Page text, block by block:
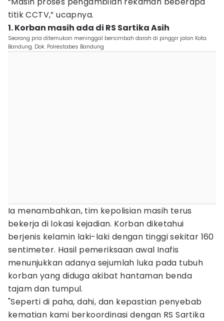
titik CCTV,” ucapnya.
1. Korban masih ada di RS Sartika Asih
Seorang pria ditemukan meninggal bersimbah darah di pinggir jalan Kota
Bandung. Dok. Polrestabes Bandung
Ia menambahkan, tim kepolisian masih terus
bekerja di lokasi kejadian. Korban diketahui
berjenis kelamin laki-laki dengan tinggi sekitar 160
sentimeter. Hasil pemeriksaan awal Inafis
menunjukkan adanya sejumlah luka pada tubuh
korban yang diduga akibat hantaman benda
tajam dan tumpul.
"Seperti di paha, dahi, dan kepastian penyebab
kematian kami berkoordinasi dengan RS Sartika